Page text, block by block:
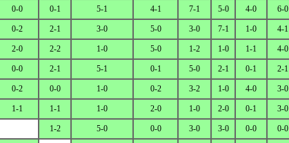
0-0 0-1 5-1 4-1 7-1 5-0 4-0 6-0
0-2 2-1 3-0 5-0 3-0 7-1 1-0 4-1
2-0 2-2 1-0 5-0 1-2 1-0 1-1 4-0
0-0 2-1 5-1 0-1 5-0 2-1 0-1 2-1
0-2 0-0 1-0 0-2 3-2 1-0 4-0 3-0
1-1 1-1 1-0 2-0 1-0 2-0 0-1 3-0
1-2 5-0 0-0 3-0 3-0 0-0 0-0